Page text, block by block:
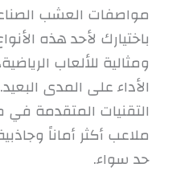
مواصفات العشب
باختيارك لأحد هذه
ومثالية للألعاب
الأداء على المدى
التقنيات المتقدمة
ملاعب أكثر أماناً
حد سواء.